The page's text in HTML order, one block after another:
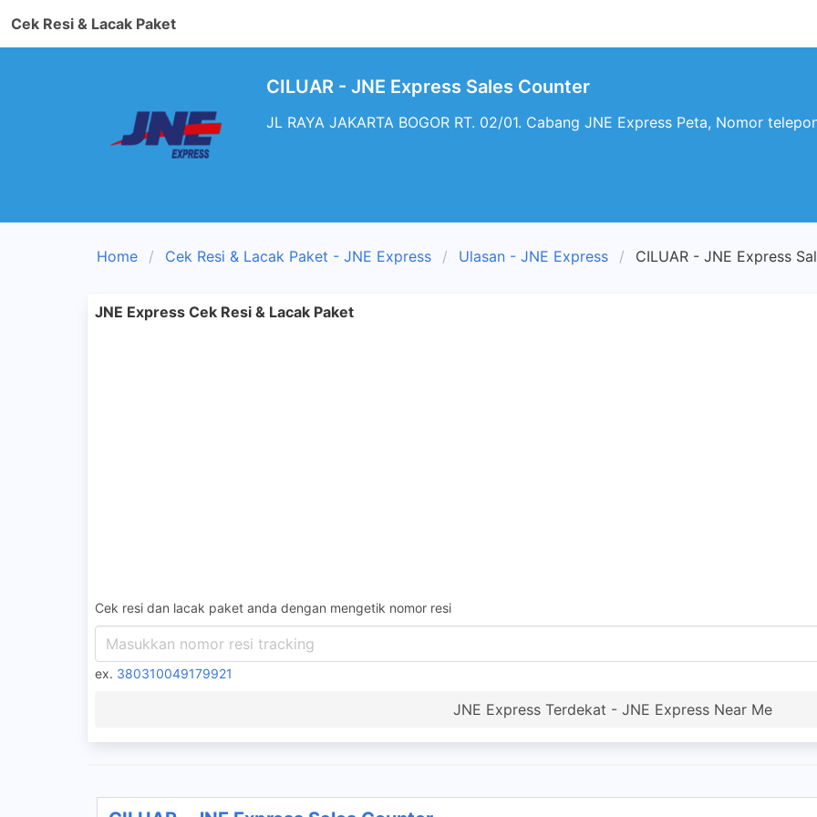
Cek Resi & Lacak Paket
CILUAR - JNE Express Sales Counter
JL RAYA JAKARTA BOGOR RT. 02/01. Cabang JNE Express Peta, Nomor
Home Cek Resi & Lacak Paket - JNE Express Ulasan - JNE Express CILUAR - JNE Express
JNE Express Cek Resi & Lacak Paket
Cek resi dan lacak paket anda dengan mengetik nomor resi
ex. 380310049179921
JNE Express Terdekat - JNE Express Near Me